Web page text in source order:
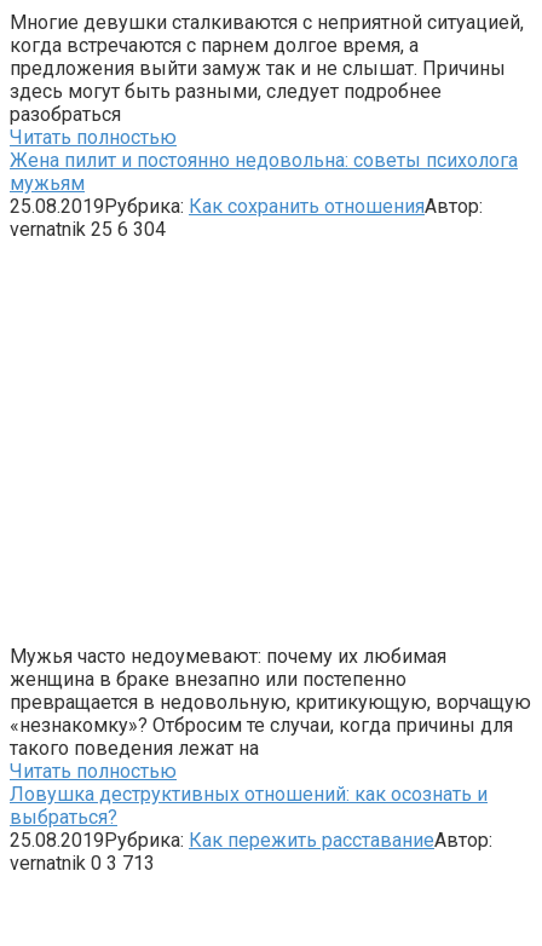
Многие девушки сталкиваются с неприятной ситуацией,
когда встречаются с парнем долгое время, а
предложения выйти замуж так и не слышат. Причины
здесь могут быть разными, следует подробнее
разобраться
Читать полностью
Жена пилит и постоянно недовольна: советы психолога
мужьям
25.08.2019Рубрика: Как сохранить отношенияАвтор:
vernatnik 25 6 304
Мужья часто недоумевают: почему их любимая
женщина в браке внезапно или постепенно
превращается в недовольную, критикующую, ворчащую
«незнакомку»? Отбросим те случаи, когда причины для
такого поведения лежат на
Читать полностью
Ловушка деструктивных отношений: как осознать и
выбраться?
25.08.2019Рубрика: Как пережить расставаниеАвтор:
vernatnik 0 3 713